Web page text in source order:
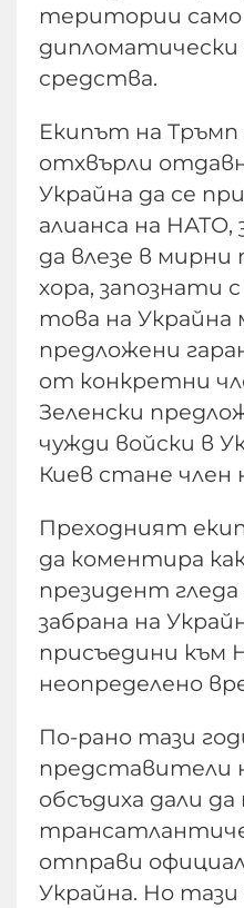
територии само
средства.
Екипът на
отхвърли
Украйна да се
алианса на НАТО,
да влезе в мирни
хора, запознати
това на
предложени
от конкретни
Зеленски
чужди войски в
Киев стане член
Преходният
да коментира
президент
забрана на
присъедини към
неопределено
По-рано тази
представители
обсъдиха дали
отправи
Украйна. Но